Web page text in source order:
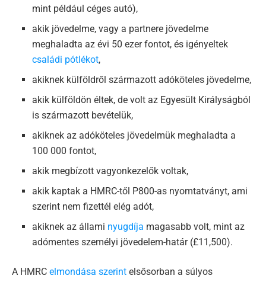
mint például céges autó),
akik jövedelme, vagy a partnere jövedelme
meghaladta az évi 50 ezer fontot, és igényeltek
családi pótlékot,
akiknek külföldről származott adóköteles jövedelme,
akik külföldön éltek, de volt az Egyesült Királyságból
is származott bevételük,
akiknek az adóköteles jövedelmük meghaladta a
100 000 fontot,
akik megbízott vagyonkezelők voltak,
akik kaptak a HMRC-től P800-as nyomtatványt, ami
szerint nem fizettél elég adót,
akiknek az állami nyugdíja magasabb volt, mint az
adómentes személyi jövedelem-határ (£11,500).
A HMRC elmondása szerint elsősorban a súlyos